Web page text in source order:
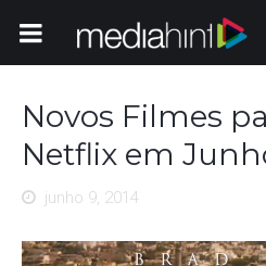
Toggle Navigation
Novos Filmes
Netflix em
junho 9, 2014